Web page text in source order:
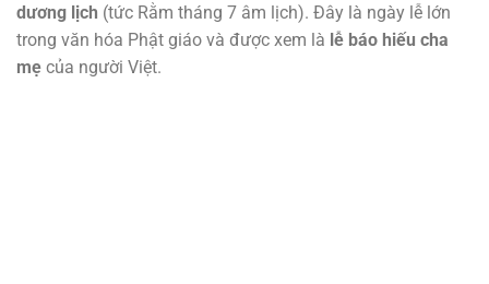
dương lịch (tức Rằm tháng 7 âm lịch). Đây là ngày lễ lớn
trong văn hóa Phật giáo và được xem là lễ báo hiếu cha
mẹ của người Việt.